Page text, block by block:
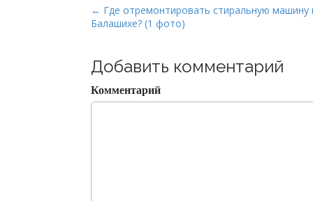
P
o
t
n
a
← Где отремонтировать стиральную машину
Балашихе? (1 фото)
Добавить комментарий
Комментарий